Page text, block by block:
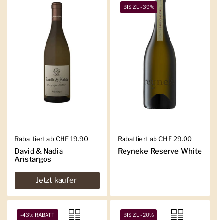
Regulärer Preis
Rabattiert ab CHF 19.90
David & Nadia
Aristargos
Jetzt kaufen
Regulärer Preis
Rabattiert ab CHF 29.00
Reyneke Reserve White
BIS ZU -39%
-43% RABATT BIS ZU -20%